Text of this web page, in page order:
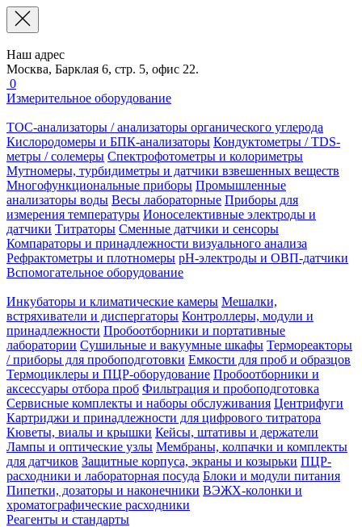
Наш адрес
Москва, Барклая 6, стр. 5, офис 22.
0
Измерительное оборудование
TOC-анализаторы / анализаторы органического углерода
Кислородомеры и БПК-анализаторы Кондуктометры / TDS-
метры / солемеры Спектрофотометры и колориметры
Мутномеры, турбидиметры и датчики взвешенных веществ
Многофункциональные приборы Промышленные
анализаторы воды Весы лабораторные Приборы для
измерения температуры Ионоселективные электроды и
датчики Титраторы Сменные датчики и сенсоры
Компараторы и принадлежности визуального анализа
Рефрактометры и плотномеры pH-электроды и ОВП-датчики
Вспомогательное оборудование
Инкубаторы и климатические камеры Мешалки,
встряхиватели и диспергаторы Контроллеры, модули и
принадлежности Пробоотборники и портативные
лаборатории Сушильные и вакуумные шкафы Термореакторы
/ приборы для пробоподготовки Емкости для проб и образцов
Термоциклеры и ПЦР-оборудование Пробоотборники и
аксессуары отбора проб Фильтрация и пробоподготовка
Сервисные комплекты и наборы обслуживания Центрифуги
Картриджи и принадлежности для цифрового титратора
Кюветы, виалы и крышки Кейсы, штативы и держатели
Лампы и оптические узлы Мембраны, колпачки и комплекты
для датчиков Защитные корпуса, экраны и козырьки ПЦР-
расходники и лабораторная посуда Блоки и модули питания
Пипетки, дозаторы и наконечники ВЭЖХ-колонки и
хроматографические расходники
Реагенты и стандарты